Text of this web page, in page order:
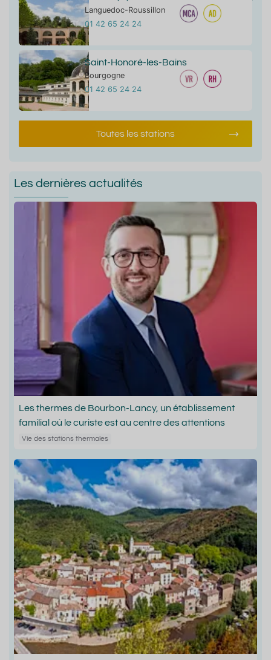
Languedoc-Roussillon
01 42 65 24 24
Saint-Honoré-les-Bains
Bourgogne
01 42 65 24 24
Toutes les stations
Les dernières actualités
Les thermes de Bourbon-Lancy, un établissement
familial où le curiste est au centre des attentions
Vie des stations thermales